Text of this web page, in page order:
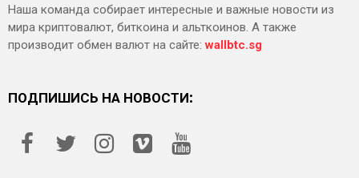
Наша команда собирает интересные и важные новости из
мира криптовалют, биткоина и альткоинов. А также
производит обмен валют на сайте:wallbtc.sg
ПОДПИШИСЬ НА НОВОСТИ: